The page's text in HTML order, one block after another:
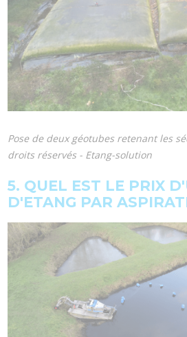
Pose de deux géotubes retenant les
droits réservés - Etang-solution
5. QUEL EST LE PRIX
D'ETANG PAR